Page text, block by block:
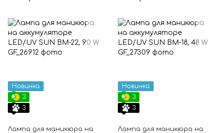
Новинка
3
3
Лампа для маникюра на
Новинка
3
3
Лампа для маникюра на